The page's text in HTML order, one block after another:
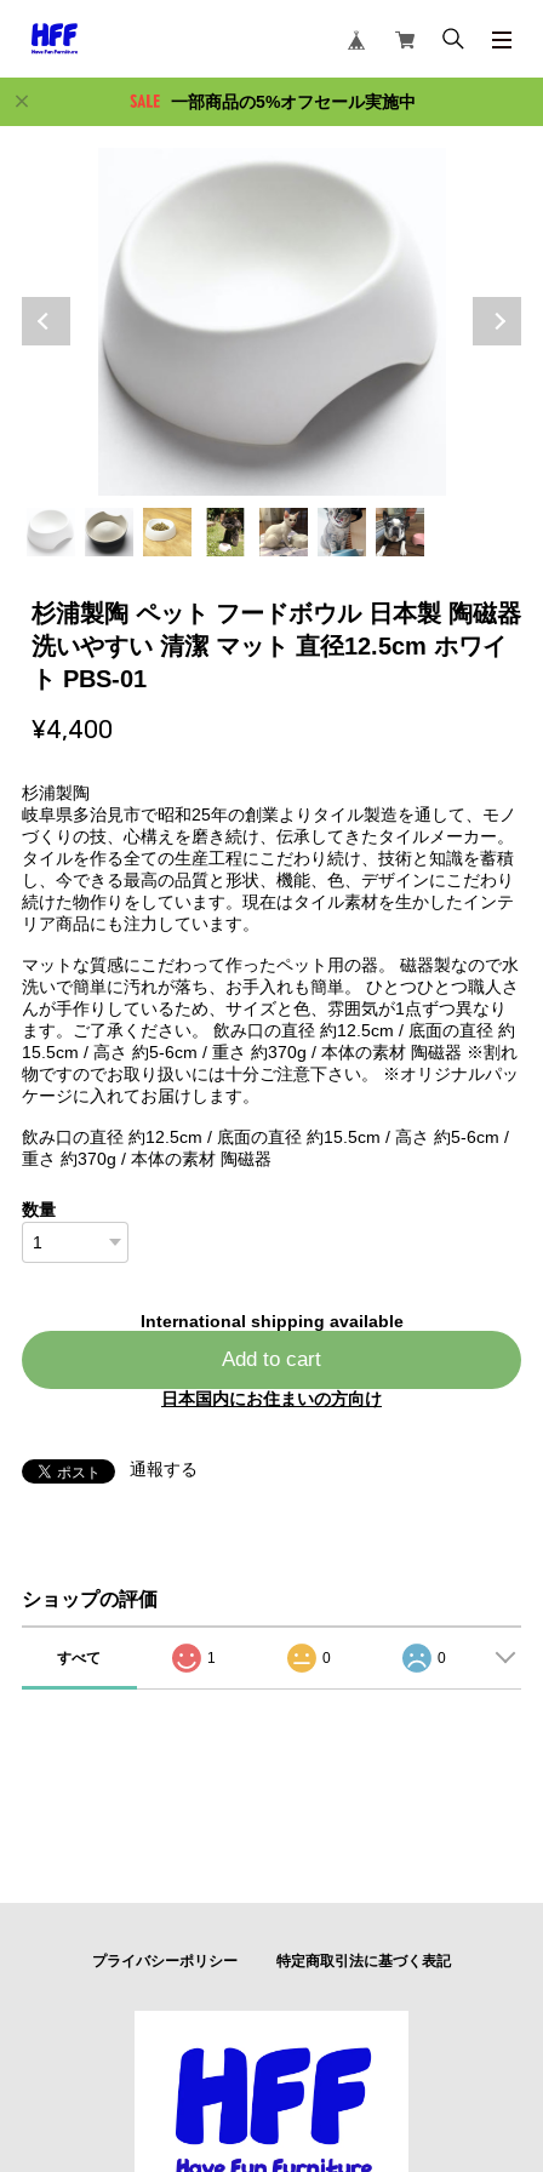
一部商品の5%オフセール実施中
杉浦製陶 ペット フードボウル 日本製 陶磁器
洗いやすい 清潔 マット 直径12.5cm ホワイ
ト PBS-01
¥4,400
杉浦製陶
岐阜県多治見市で昭和25年の創業よりタイル製造を通して、モノ
づくりの技、心構えを磨き続け、伝承してきたタイルメーカー。
タイルを作る全ての生産工程にこだわり続け、技術と知識を蓄積
し、今できる最高の品質と形状、機能、色、デザインにこだわり
続けた物作りをしています。現在はタイル素材を生かしたインテ
リア商品にも注力しています。
マットな質感にこだわって作ったペット用の器。 磁器製なので水
洗いで簡単に汚れが落ち、お手入れも簡単。 ひとつひとつ職人さ
んが手作りしているため、サイズと色、雰囲気が1点ずつ異なり
ます。ご了承ください。 飲み口の直径 約12.5cm / 底面の直径 約
15.5cm / 高さ 約5-6cm / 重さ 約370g / 本体の素材 陶磁器 ※割れ
物ですのでお取り扱いには十分ご注意下さい。 ※オリジナルパッ
ケージに入れてお届けします。
飲み口の直径 約12.5cm / 底面の直径 約15.5cm / 高さ 約5-6cm /
重さ 約370g / 本体の素材 陶磁器
数量
International shipping available
Add to cart
日本国内にお住まいの方向け
通報する
ショップの評価
すべて 1 0 0
プライバシーポリシー 特定商取引法に基づく表記